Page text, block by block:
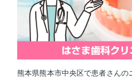
熊本県熊本市中央区で患者さんの